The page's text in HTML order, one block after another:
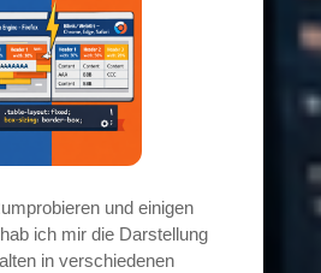
und einigen
ich mir die Darstellung
in verschiedenen